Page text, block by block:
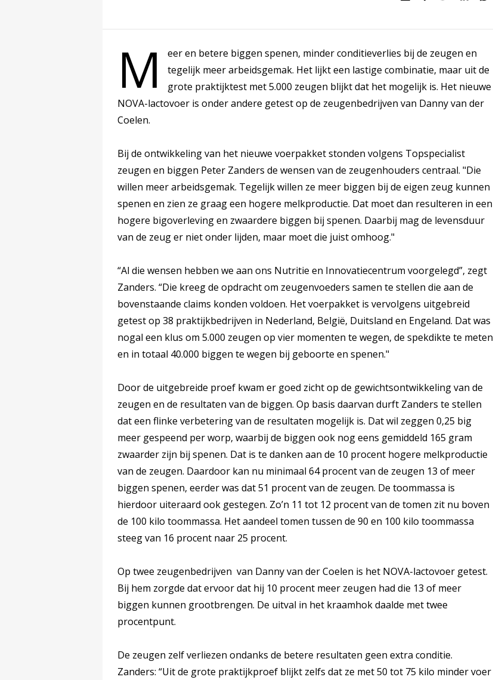
M
eer en betere biggen spenen, minder conditieverlies bij de zeugen en
tegelijk meer arbeidsgemak. Het lijkt een lastige combinatie, maar uit de
grote praktijktest met 5.000 zeugen blijkt dat het mogelijk is. Het nieuwe
NOVA-lactovoer is onder andere getest op de zeugenbedrijven van Danny van der
Coelen.
Bij de ontwikkeling van het nieuwe voerpakket stonden volgens Topspecialist
zeugen en biggen Peter Zanders de wensen van de zeugenhouders centraal. "Die
willen meer arbeidsgemak. Tegelijk willen ze meer biggen bij de eigen zeug kunnen
spenen en zien ze graag een hogere melkproductie. Dat moet dan resulteren in een
hogere bigoverleving en zwaardere biggen bij spenen. Daarbij mag de levensduur
van de zeug er niet onder lijden, maar moet die juist omhoog."
“Al die wensen hebben we aan ons Nutritie en Innovatiecentrum voorgelegd”, zegt
Zanders. “Die kreeg de opdracht om zeugenvoeders samen te stellen die aan de
bovenstaande claims konden voldoen. Het voerpakket is vervolgens uitgebreid
getest op 38 praktijkbedrijven in Nederland, België, Duitsland en Engeland. Dat was
nogal een klus om 5.000 zeugen op vier momenten te wegen, de spekdikte te meten
en in totaal 40.000 biggen te wegen bij geboorte en spenen."
Door de uitgebreide proef kwam er goed zicht op de gewichtsontwikkeling van de
zeugen en de resultaten van de biggen. Op basis daarvan durft Zanders te stellen
dat een flinke verbetering van de resultaten mogelijk is. Dat wil zeggen 0,25 big
meer gespeend per worp, waarbij de biggen ook nog eens gemiddeld 165 gram
zwaarder zijn bij spenen. Dat is te danken aan de 10 procent hogere melkproductie
van de zeugen. Daardoor kan nu minimaal 64 procent van de zeugen 13 of meer
biggen spenen, eerder was dat 51 procent van de zeugen. De toommassa is
hierdoor uiteraard ook gestegen. Zo’n 11 tot 12 procent van de tomen zit nu boven
de 100 kilo toommassa. Het aandeel tomen tussen de 90 en 100 kilo toommassa
steeg van 16 procent naar 25 procent.
Op twee zeugenbedrijven van Danny van der Coelen is het NOVA-lactovoer getest.
Bij hem zorgde dat ervoor dat hij 10 procent meer zeugen had die 13 of meer
biggen kunnen grootbrengen. De uitval in het kraamhok daalde met twee
procentpunt.
De zeugen zelf verliezen ondanks de betere resultaten geen extra conditie.
Zanders: “Uit de grote praktijkproef blijkt zelfs dat ze met 50 tot 75 kilo minder voer